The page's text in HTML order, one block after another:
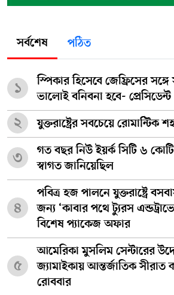
সর্বশেষ পঠিত
১
স্পিকার হিসেবে জেফ্রিসের
ভালোই বনিবনা হবে- প্রেসিডেন্ট
২ যুক্তরাষ্ট্রের সবচেয়ে রোমান্টিক
৩
গত বছর নিউ ইয়র্ক সিটি ৬
স্বাগত জানিয়েছিল
৪
পবিত্র হজ পালনে যুক্তরাষ্ট্রে
জন্য ‘কাবার পথে ট্যুরস
বিশেষ প্যাকেজ অফার
৫
আমেরিকা মুসলিম সেন্টারের
জ্যামাইকায় আন্তর্জাতিক
রোববার